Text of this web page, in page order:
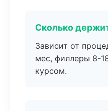
Сколько
Зависит от
мес, филлеры 8-
курсом.